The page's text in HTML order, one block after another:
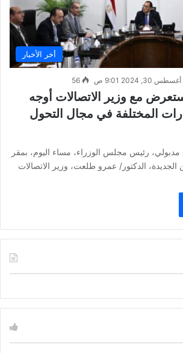
أخر الأخبار
30, 2024 9:01 ص 56
مع وزير الاتصالات أوجه
المختلفة في مجال التحول
رئيس مجلس الوزراء، مساء اليوم، بمقر
الجديدة، الدكتور/ عمرو طلعت، وزير الاتصالات